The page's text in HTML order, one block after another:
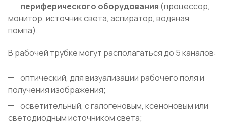
периферического оборудования (процессор,
монитор, источник света, аспиратор, водяная
помпа).
В рабочей трубке могут располагаться до 5 каналов:
оптический, для визуализации рабочего поля и
получения изображения;
осветительный, с галогеновым, ксеноновым или
светодиодным источником света;